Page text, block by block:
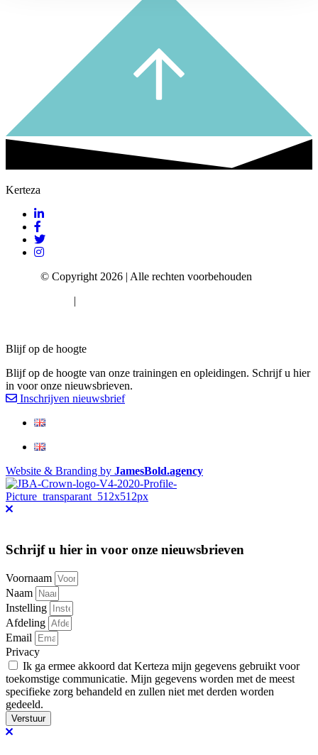
Kerteza
© Copyright 2026 | Alle rechten voorbehouden
|
Blijf op de hoogte
Blijf op de hoogte van onze trainingen en opleidingen. Schrijf u hier
in voor onze nieuwsbrieven.
Inschrijven nieuwsbrief
Website & Branding by JamesBold.agency
Schrijf u hier in voor onze nieuwsbrieven
Voornaam
Naam
Instelling
Afdeling
Email
Privacy
Ik ga ermee akkoord dat Kerteza mijn gegevens gebruikt voor
toekomstige communicatie. Mijn gegevens worden met de meest
specifieke zorg behandeld en zullen niet met derden worden
gedeeld.
Verstuur